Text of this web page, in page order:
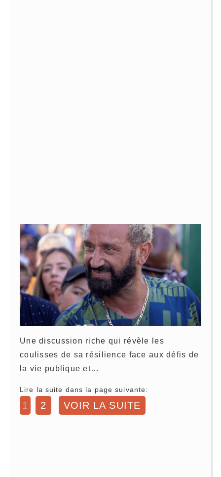
Une discussion riche qui révèle les
coulisses de sa résilience face aux défis de
la vie publique et…
Lire la suite dans la page suivante:
1 2 VOIR LA SUITE